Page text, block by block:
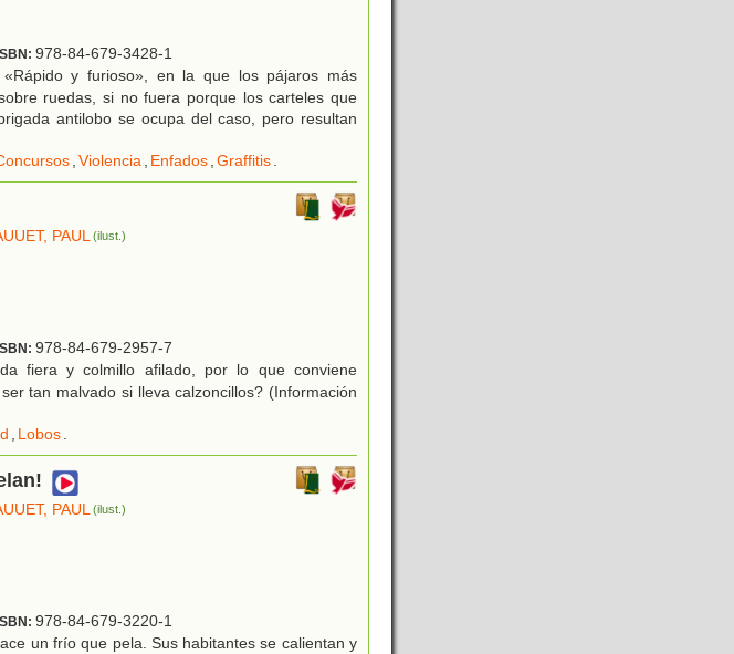
ISBN: 978-84-679-3428-1
y furioso», en la que los pájaros más
ruedas, si no fuera porque los carteles que
antilobo se ocupa del caso, pero resultan
,Violencia, Enfados,Graffitis.
PAUL (ilust.)
ISBN: 978-84-679-2957-7
fiera y colmillo afilado, por lo que conviene
tan malvado si lleva calzoncillos? (Información
, Lobos.
PAUL (ilust.)
ISBN: 978-84-679-3220-1
un frío que pela. Sus habitantes se calientan y